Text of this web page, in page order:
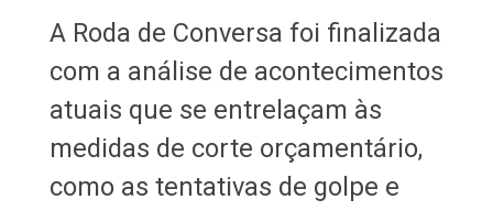
A Roda de Conversa foi finalizada
com a análise de acontecimentos
atuais que se entrelaçam às
medidas de corte orçamentário,
como as tentativas de golpe e